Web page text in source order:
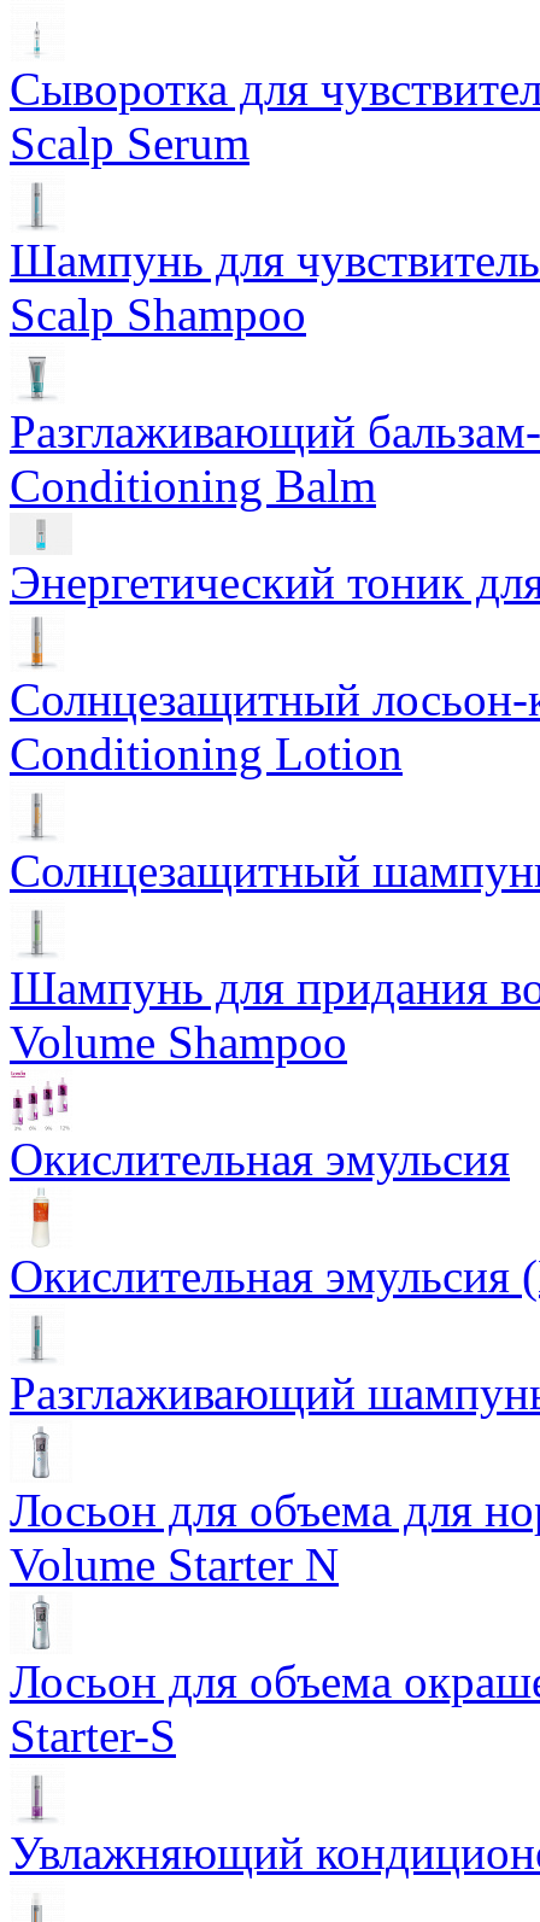
Сыворотка для
Scalp Serum
Шампунь для
Scalp Shampoo
Разглаживающий
Conditioning Balm
Энергетический тоник
Солнцезащитный
Conditioning Lotion
Солнцезащитный
Шампунь для придания
Volume Shampoo
Окислительная эмульсия
Окислительная эмульсия
Разглаживающий
Лосьон для объема для
Volume Starter N
Лосьон для объема
Starter-S
Увлажняющий